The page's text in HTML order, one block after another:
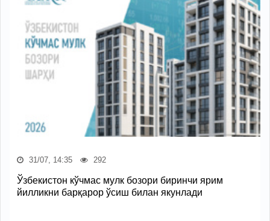
31/07, 14:35 292
Ўзбекистон кўчмас мулк бозори биринчи ярим
йилликни барқарор ўсиш билан якунлади